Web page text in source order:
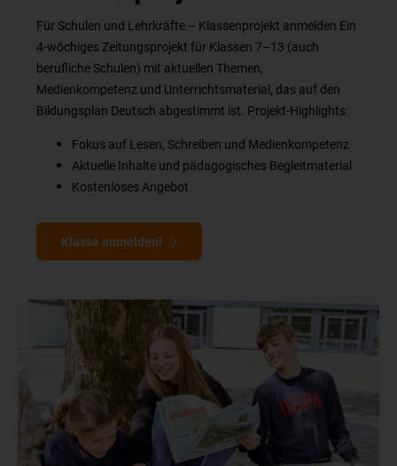
Für Schulen und Lehrkräfte – Klassenprojekt anmelden Ein
4-wöchiges Zeitungsprojekt für Klassen 7–13 (auch
berufliche Schulen) mit aktuellen Themen,
Medienkompetenz und Unterrichtsmaterial, das auf den
Bildungsplan Deutsch abgestimmt ist. Projekt-Highlights:
Fokus auf Lesen, Schreiben und Medienkompetenz
Aktuelle Inhalte und pädagogisches Begleitmaterial
Kostenloses Angebot
Klasse anmelden!